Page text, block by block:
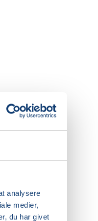
analysere
medier,
du har givet